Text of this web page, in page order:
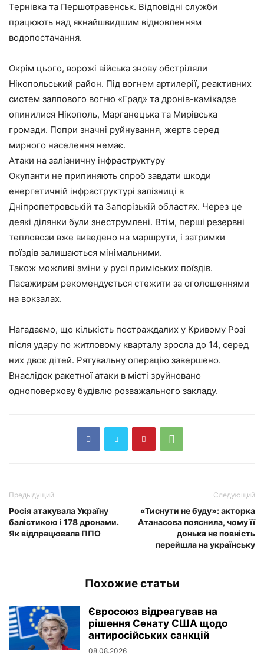
Тернівка та Першотравенськ. Відповідні служби
працюють над якнайшвидшим відновленням
водопостачання.
Окрім цього, ворожі війська знову обстріляли
Нікопольський район. Під вогнем артилерії, реактивних
систем залпового вогню «Град» та дронів-камікадзе
опинилися Нікополь, Марганецька та Мирівська
громади. Попри значні руйнування, жертв серед
мирного населення немає.
Атаки на залізничну інфраструктуру
Окупанти не припиняють спроб завдати шкоди
енергетичній інфраструктурі залізниці в
Дніпропетровській та Запорізькій областях. Через це
деякі ділянки були знеструмлені. Втім, перші резервні
тепловози вже виведено на маршрути, і затримки
поїздів залишаються мінімальними.
Також можливі зміни у русі приміських поїздів.
Пасажирам рекомендується стежити за оголошеннями
на вокзалах.
Нагадаємо, що кількість постраждалих у Кривому Розі
після удару по житловому кварталу зросла до 14, серед
них двоє дітей. Рятувальну операцію завершено.
Внаслідок ракетної атаки в місті зруйновано
одноповерхову будівлю розважального закладу.
Предыдущий
Росія атакувала Україну
балістикою і 178 дронами.
Як відпрацювала ППО
Следующий
«Тиснути не буду»: акторка
Атанасова пояснила, чому її
донька не повність
перейшла на українську
Похожие статьи
Євросоюз відреагував на
рішення Сенату США щодо
антиросійських санкцій
08.08.2026